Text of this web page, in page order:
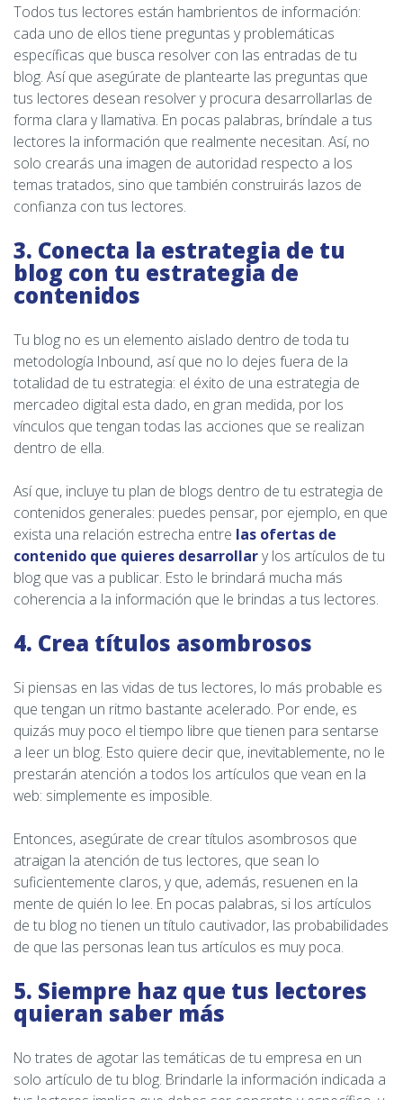
Todos tus lectores están hambrientos de información:
cada uno de ellos tiene preguntas y problemáticas
específicas que busca resolver con las entradas de tu
blog. Así que asegúrate de plantearte las preguntas que
tus lectores desean resolver y procura desarrollarlas de
forma clara y llamativa. En pocas palabras, bríndale a tus
lectores la información que realmente necesitan. Así, no
solo crearás una imagen de autoridad respecto a los
temas tratados, sino que también construirás lazos de
confianza con tus lectores.
3. Conecta la estrategia de tu
blog con tu estrategia de
contenidos
Tu blog no es un elemento aislado dentro de toda tu
metodología Inbound, así que no lo dejes fuera de la
totalidad de tu estrategia: el éxito de una estrategia de
mercadeo digital esta dado, en gran medida, por los
vínculos que tengan todas las acciones que se realizan
dentro de ella.
Así que, incluye tu plan de blogs dentro de tu estrategia de
contenidos generales: puedes pensar, por ejemplo, en que
exista una relación estrecha entre las ofertas de
contenido que quieres desarrollary los artículos de tu
blog que vas a publicar. Esto le brindará mucha más
coherencia a la información que le brindas a tus lectores.
4. Crea títulos asombrosos
Si piensas en las vidas de tus lectores, lo más probable es
que tengan un ritmo bastante acelerado. Por ende, es
quizás muy poco el tiempo libre que tienen para sentarse
a leer un blog. Esto quiere decir que, inevitablemente, no le
prestarán atención a todos los artículos que vean en la
web: simplemente es imposible.
Entonces, asegúrate de crear títulos asombrosos que
atraigan la atención de tus lectores, que sean lo
suficientemente claros, y que, además, resuenen en la
mente de quién lo lee. En pocas palabras, si los artículos
de tu blog no tienen un título cautivador, las probabilidades
de que las personas lean tus artículos es muy poca.
5. Siempre haz que tus lectores
quieran saber más
No trates de agotar las temáticas de tu empresa en un
solo artículo de tu blog. Brindarle la información indicada a